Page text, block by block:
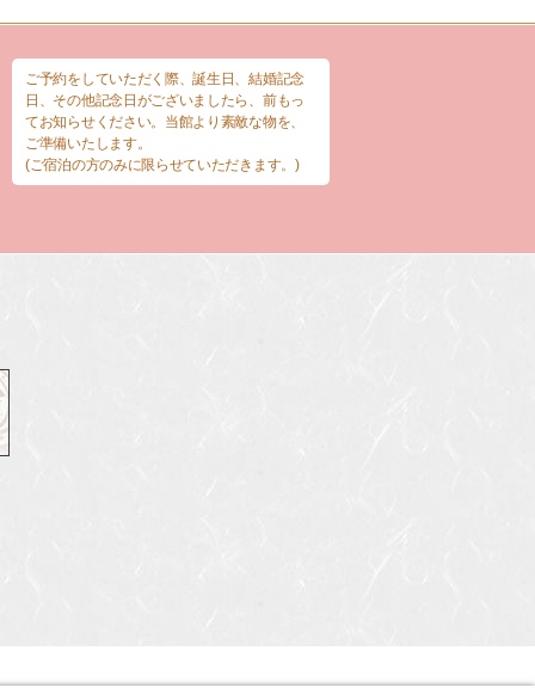
ご予約をしていただく際、誕生日、結婚記念
日、その他記念日がございましたら、前もっ
てお知らせください。当館より素敵な物を、
ご準備いたします。
(ご宿泊の方のみに限らせていただきます。)